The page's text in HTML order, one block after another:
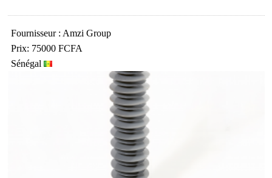
Fournisseur : Amzi Group
Prix: 75000 FCFA
Sénégal